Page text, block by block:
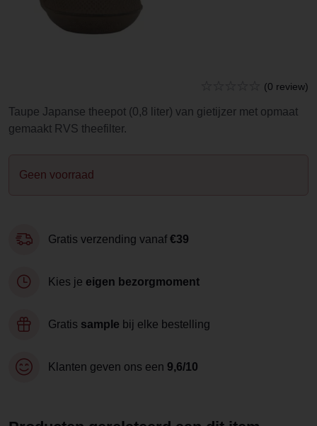
(0 review)
Taupe Japanse theepot (0,8 liter) van gietijzer met opmaat
gemaakt RVS theefilter.
Geen voorraad
Gratis verzending vanaf €39
Kies je eigen bezorgmoment
Gratis sample bij elke bestelling
Klanten geven ons een 9,6/10